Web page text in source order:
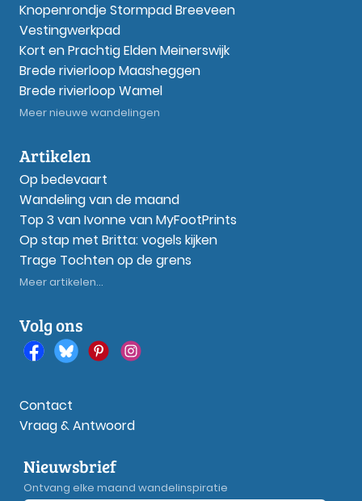
Knopenrondje Stormpad Breeveen
Vestingwerkpad
Kort en Prachtig Elden Meinerswijk
Brede rivierloop Maasheggen
Brede rivierloop Wamel
Meer nieuwe wandelingen
Artikelen
Op bedevaart
Wandeling van de maand
Top 3 van Ivonne van MyFootPrints
Op stap met Britta: vogels kijken
Trage Tochten op de grens
Meer artikelen...
Volg ons
Contact
Vraag & Antwoord
Nieuwsbrief
Ontvang elke maand wandelinspiratie